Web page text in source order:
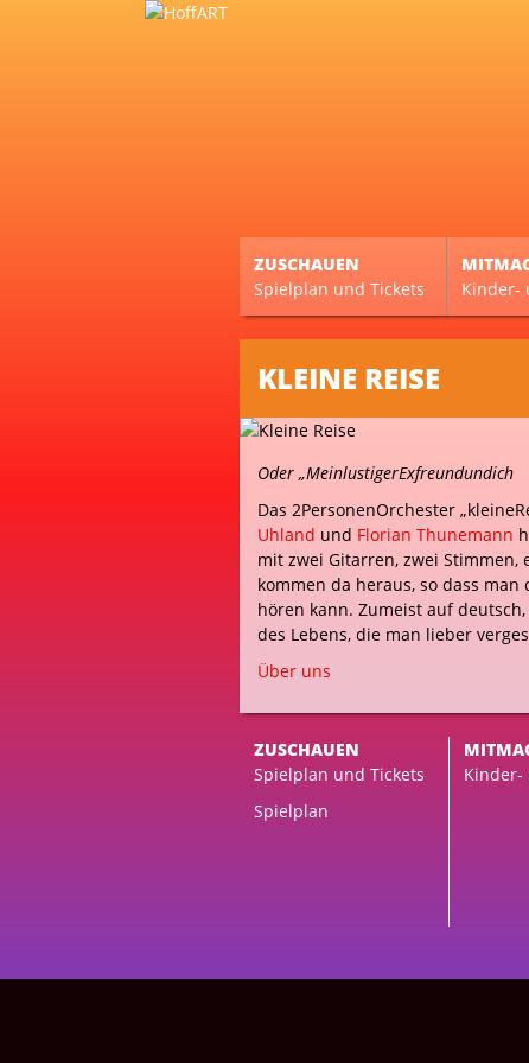
ZUSCHAUEN
Spielplan und Tickets
Kinder-
KLEINE REISE
Oder „MeinlustigerExfreundundich
Das 2PersonenOrchester
Uhland und Florian Thunemann
mit zwei Gitarren, zwei Stimmen,
kommen da heraus, so dass
hören kann. Zumeist auf
des Lebens, die man lieber
Über uns
ZUSCHAUEN
Spielplan und Tickets
Spielplan
Kinder-